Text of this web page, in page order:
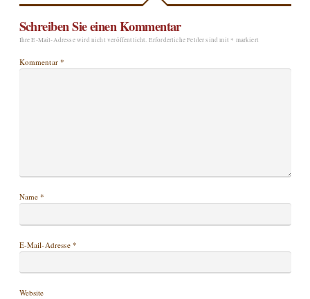
Schreiben Sie einen Kommentar
Ihre E-Mail-Adresse wird nicht veröffentlicht. Erforderliche Felder sind mit * markiert
Kommentar*
Name*
E-Mail-Adresse*
Website